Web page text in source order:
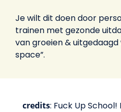
Je wilt dit doen door
trainen met gezonde
van groeien &
space”.
credits: Fuck Up